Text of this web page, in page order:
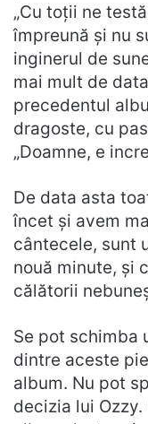
„Cu toții ne
împreună și nu
inginerul de
mai mult de
precedentul
dragoste, cu
„Doamne, e
De data asta
încet și avem
cântecele, sunt
nouă minute, și
călătorii
Se pot schimba
dintre aceste
album. Nu pot
decizia lui